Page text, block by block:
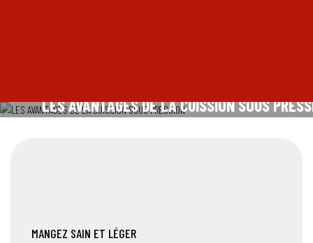
LES AVANTAGES DE LA CUISSION SOUS
MANGEZ SAIN ET LÉGER